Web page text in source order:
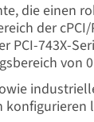
die einen
der cPCI/
PCI-743X-
von 0
konfigurieren